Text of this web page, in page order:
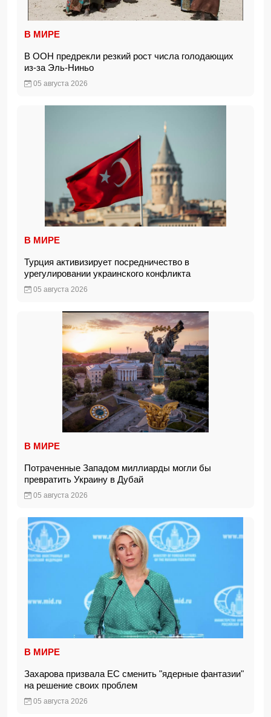
В МИРЕ
В ООН предрекли резкий рост числа голодающих
из-за Эль-Ниньо
05 августа 2026
В МИРЕ
Турция активизирует посредничество в
урегулировании украинского конфликта
05 августа 2026
В МИРЕ
Потраченные Западом миллиарды могли бы
превратить Украину в Дубай
05 августа 2026
В МИРЕ
Захарова призвала ЕС сменить "ядерные фантазии"
на решение своих проблем
05 августа 2026